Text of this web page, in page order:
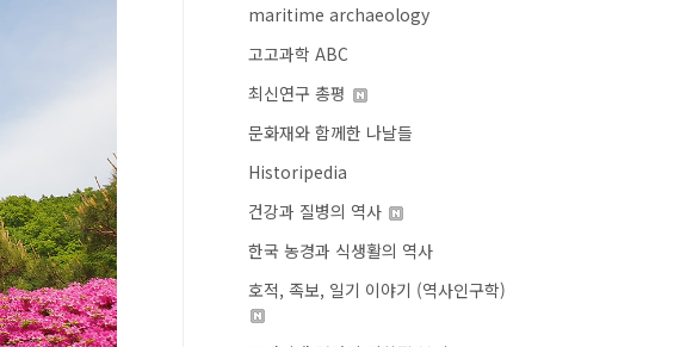
maritime archaeology
고고과학 ABC
최신연구 총평
문화재와 함께한 나날들
Historipedia
건강과 질병의 역사
한국 농경과 식생활의 역사
호적, 족보, 일기 이야기 (역사인구학)